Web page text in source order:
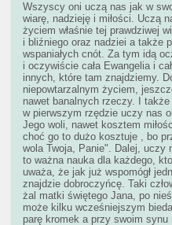
Wszyscy oni uczą nas jak w
wiarę, nadzieję i miłości. Uczą
życiem właśnie tej prawdziwej
i bliźniego oraz nadziei a także
wspaniałych cnót. Za tym idą
i oczywiście cała Ewangelia i
innych, które tam znajdziemy.
niepowtarzalnym życiem,
nawet banalnych rzeczy. I
w pierwszym rzędzie uczy nas
Jego woli, nawet kosztem
choć go to dużo kosztuje , bo
wola Twoja, Panie". Dalej, uczy
to ważna nauka dla każdego,
uważa, że jak już wspomógł
znajdzie dobroczyńcę. Taki
żal matki świętego Jana, po
może kilku wcześniejszym
parę kromek a przy swoim